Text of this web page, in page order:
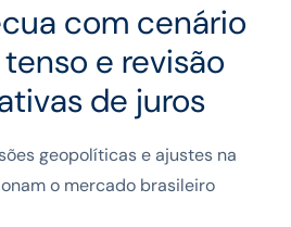
com cenário
e revisão
de juros
geopolíticas e ajustes na
o mercado brasileiro